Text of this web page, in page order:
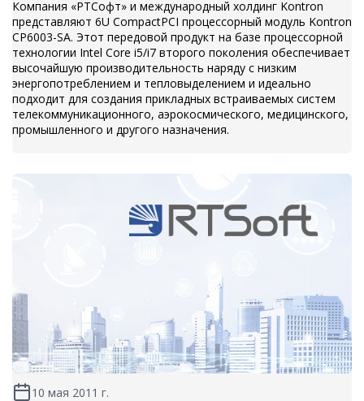
Компания «РТСофт» и международный холдинг Kontron
представляют 6U CompactPCI процессорный модуль Kontron
CP6003-SA. Этот передовой продукт на базе процессорной
технологии Intel Core i5/i7 второго поколения обеспечивает
высочайшую производительность наряду с низким
энергопотреблением и тепловыделением и идеально
подходит для создания прикладных встраиваемых систем
телекоммуникационного, аэрокосмического, медицинского,
промышленного и другого назначения.
10 мая 2011 г.